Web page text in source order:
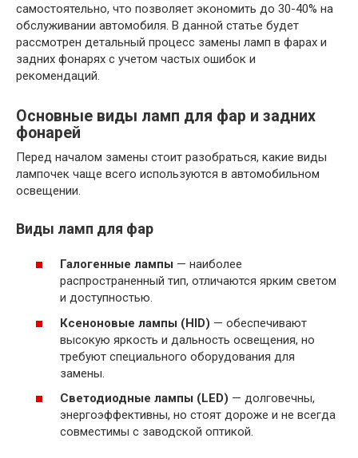
самостоятельно, что позволяет экономить до 30-40% на
обслуживании автомобиля. В данной статье будет
рассмотрен детальный процесс замены ламп в фарах и
задних фонарях с учетом частых ошибок и
рекомендаций.
Основные виды ламп для фар и задних
фонарей
Перед началом замены стоит разобраться, какие виды
лампочек чаще всего используются в автомобильном
освещении.
Виды ламп для фар
Галогенные лампы — наиболее
распространенный тип, отличаются ярким светом
и доступностью.
Ксеноновые лампы (HID) — обеспечивают
высокую яркость и дальность освещения, но
требуют специального оборудования для
замены.
Светодиодные лампы (LED) — долговечны,
энергоэффективны, но стоят дороже и не всегда
совместимы с заводской оптикой.